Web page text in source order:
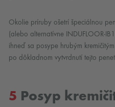
Okolie príruby ošetrí špeciálnou
(alebo alternatívne INDUFLOOR-
ihneď sa posype hrubým
po dôkladnom vytvrdnutí tejto
5 Posyp